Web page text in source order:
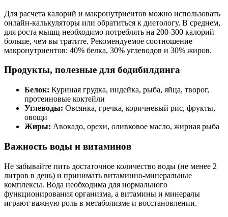
Для расчета калорий и макронутриентов можно использовать
онлайн-калькуляторы или обратиться к диетологу. В среднем,
для роста мышц необходимо потреблять на 200-300 калорий
больше, чем вы тратите. Рекомендуемое соотношение
макронутриентов: 40% белка, 30% углеводов и 30% жиров.
Продукты, полезные для бодибилдинга
Белок: Куриная грудка, индейка, рыба, яйца, творог,
протеиновые коктейли
Углеводы: Овсянка, гречка, коричневый рис, фрукты,
овощи
Жиры: Авокадо, орехи, оливковое масло, жирная рыба
Важность воды и витаминов
Не забывайте пить достаточное количество воды (не менее 2
литров в день) и принимать витаминно-минеральные
комплексы. Вода необходима для нормального
функционирования организма, а витамины и минералы
играют важную роль в метаболизме и восстановлении.